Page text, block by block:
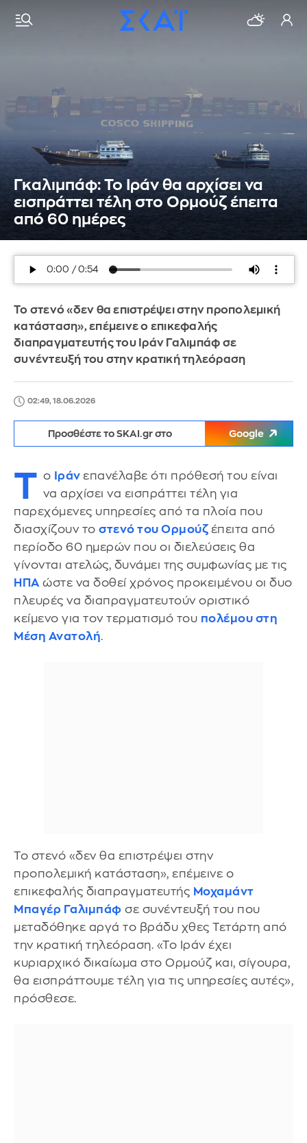
Γκαλιμπάφ: Το Ιράν θα αρχίσει να
εισπράττει τέλη στο Ορμούζ έπειτα
από 60 ημέρες
Το στενό «δεν θα επιστρέψει στην προπολεμική
κατάσταση», επέμεινε ο επικεφαλής
διαπραγματευτής του Ιράν Γαλιμπάφ σε
συνέντευξή του στην κρατική τηλεόραση
02:49, 18.06.2026
Προσθέστε το SKAI.gr στο Google
Τ ο Ιράν επανέλαβε ότι πρόθεσή του είναι
να αρχίσει να εισπράττει τέλη για
παρεχόμενες υπηρεσίες από τα πλοία που
διασχίζουν το στενό του Ορμούζ έπειτα από
περίοδο 60 ημερών που οι διελεύσεις θα
γίνονται ατελώς, δυνάμει της συμφωνίας με τις
ΗΠΑ ώστε να δοθεί χρόνος προκειμένου οι δυο
πλευρές να διαπραγματευτούν οριστικό
κείμενο για τον τερματισμό του πολέμου στη
Μέση Ανατολή.
Το στενό «δεν θα επιστρέψει στην
προπολεμική κατάσταση», επέμεινε ο
επικεφαλής διαπραγματευτής Μοχαμάντ
Μπαγέρ Γαλιμπάφ σε συνέντευξή του που
μεταδόθηκε αργά το βράδυ χθες Τετάρτη από
την κρατική τηλεόραση. «Το Ιράν έχει
κυριαρχικό δικαίωμα στο Ορμούζ και, σίγουρα,
θα εισπράττουμε τέλη για τις υπηρεσίες αυτές»,
πρόσθεσε.